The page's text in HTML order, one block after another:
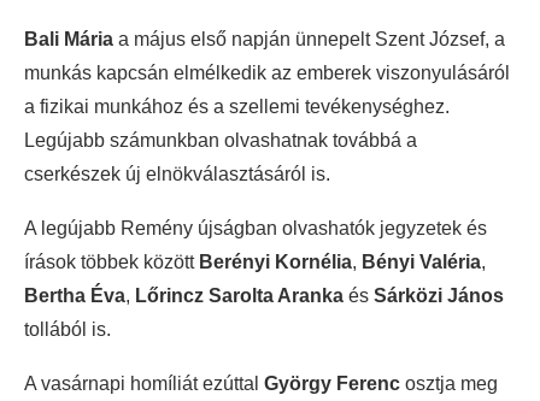
Bali Mária a május első napján ünnepelt Szent József, a
munkás kapcsán elmélkedik az emberek viszonyulásáról
a fizikai munkához és a szellemi tevékenységhez.
Legújabb számunkban olvashatnak továbbá a
cserkészek új elnökválasztásáról is.
A legújabb Remény újságban olvashatók jegyzetek és
írások többek között Berényi Kornélia, Bényi Valéria,
Bertha Éva, Lőrincz Sarolta Aranka és Sárközi János
tollából is.
A vasárnapi homíliát ezúttal György Ferenc osztja meg